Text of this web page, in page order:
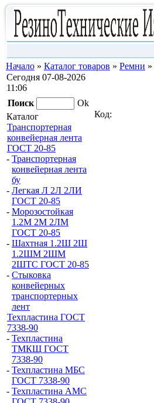
Начало » Каталог товаров » Ремни »
Сегодня 07-08-2026
11:06
Поиск
Ok
Каталог
Транспортерная
конвейерная лента
ГОСТ 20-85
- Транспортерная
конвейерная лента
бу
- Легкая Л 2Л 2ЛИ
ГОСТ 20-85
- Морозостойкая
1.2М 2М 2ЛМ
ГОСТ 20-85
- Шахтная 1.2Ш 2Ш
1.2ШМ 2ШМ
2ШТС ГОСТ 20-85
- Стыковка
конвейерных
транспортерных
лент
Техпластина ГОСТ
7338-90
- Техпластина
ТМКЩ ГОСТ
7338-90
- Техпластина МБС
ГОСТ 7338-90
- Техпластина АМС
Код: